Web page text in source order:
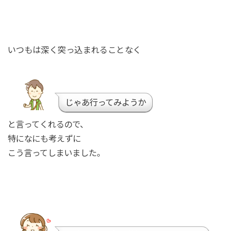
いつもは深く突っ込まれることなく
じゃあ行ってみようか
と言ってくれるので、
特になにも考えずに
こう言ってしまいました。